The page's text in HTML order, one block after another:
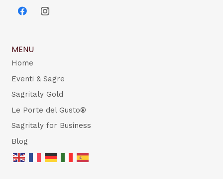
MENU
Home
Eventi & Sagre
Sagritaly Gold
Le Porte del Gusto®
Sagritaly for Business
Blog